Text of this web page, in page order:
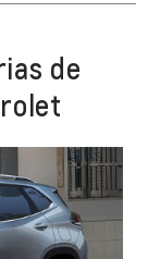
de